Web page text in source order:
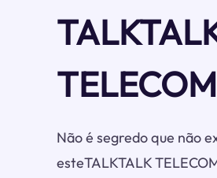
Não é segredo que não
esteTALKTALK